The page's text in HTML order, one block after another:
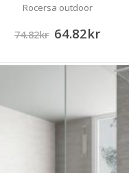
Rocersa outdoor
74.82kr 64.82kr